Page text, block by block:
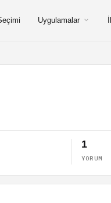
Uygulamalar
1
YORUM